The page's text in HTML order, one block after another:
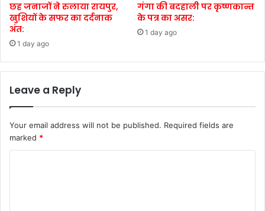
छह जनाजों ने रुलाया रायपुर,
खुशियों के सफर का दर्दनाक
अंत:
1 day ago
गंगा की बदहाली पर कृष्णकान्त
के पत्र का असर:
1 day ago
Leave a Reply
Your email address will not be published. Required fields are
marked *